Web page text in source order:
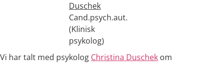
Duschek
Cand.psych.aut.
(Klinisk
psykolog)
Vi har talt med psykolog Christina Duschek om